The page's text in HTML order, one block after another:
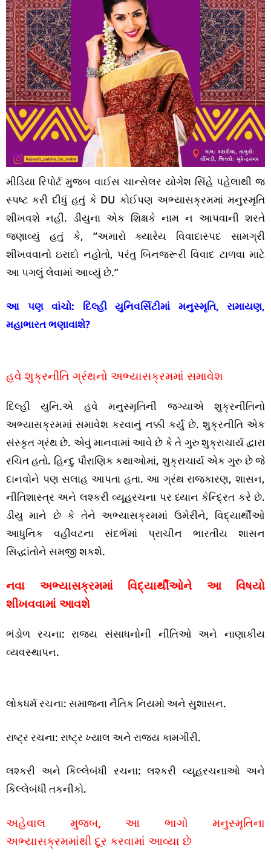
મીડિયા રિપોર્ટ મુજબ વાઈસ ચાન્સેલર યોગેશ સિંહે પહેલાથી જ
સ્પષ્ટ કરી દીધું હતું કે DU કોઈપણ અભ્યાસક્રમમાં મનુસ્મૃતિ
શીખવશે નહીં. ડીયુના એક શિક્ષકે નામ ન આપવાની શરતે
જણાવ્યું હતું કે, “અમારો ક્યારેય વિવાદાસ્પદ સામગ્રી
શીખવવાનો ઇરાદો નહોતો, પરંતુ બિનજરૂરી વિવાદ ટાળવા માટે
આ પગલું લેવામાં આવ્યું છે.”
આ પણ વાંચો: દિલ્હી યુનિવર્સિટીમાં મનુસ્મૃતિ, રામાયણ,
મહાભારત ભણાવાશે?
હવે શુક્રનીતિ ગ્રંથનો અભ્યાસક્રમમાં સમાવેશ
દિલ્હી યુનિ.એ હવે મનુસ્મૃતિની જગ્યાએ શુક્રનીતિનો
અભ્યાસક્રમમાં સમાવેશ કરવાનું નક્કી કર્યું છે. શુક્રનીતિ એક
સંસ્કૃત ગ્રંથ છે. એવું માનવામાં આવે છે કે તે ગુરુ શુક્રાચાર્ય દ્વારા
રચિત હતો. હિન્દુ પૌરાણિક કથાઓમાં, શુક્રાચાર્ય એક ગુરુ છે જે
દાનવોને પણ સલાહ આપતા હતા. આ ગ્રંથ રાજકારણ, શાસન,
નીતિશાસ્ત્ર અને લશ્કરી વ્યૂહરચના પર ધ્યાન કેન્દ્રિત કરે છે.
ડીયુ માને છે કે તેને અભ્યાસક્રમમાં ઉમેરીને, વિદ્યાર્થીઓ
આધુનિક વહીવટના સંદર્ભમાં પ્રાચીન ભારતીય શાસન
સિદ્ધાંતોને સમજી શકશે.
નવા અભ્યાસક્રમમાં વિદ્યાર્થીઓને આ વિષયો
શીખવવામાં આવશે
ભંડોળ રચના: રાજ્ય સંસાધનોની નીતિઓ અને નાણાકીય
વ્યવસ્થાપન.
લોકધર્મ રચના: સમાજના નૈતિક નિયમો અને સુશાસન.
રાષ્ટ્ર રચના: રાષ્ટ્ર ખ્યાલ અને રાજ્ય કામગીરી.
લશ્કરી અને કિલ્લેબંધી રચના: લશ્કરી વ્યૂહરચનાઓ અને
કિલ્લેબંધી તકનીકો.
અહેવાલ મુજબ, આ ભાગો મનુસ્મૃતિના
અભ્યાસક્રમમાંથી દૂર કરવામાં આવ્યા છે